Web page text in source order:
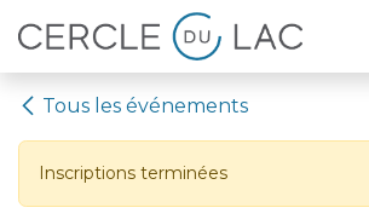
Se rendre au contenu
Tous les événements
Inscriptions terminées